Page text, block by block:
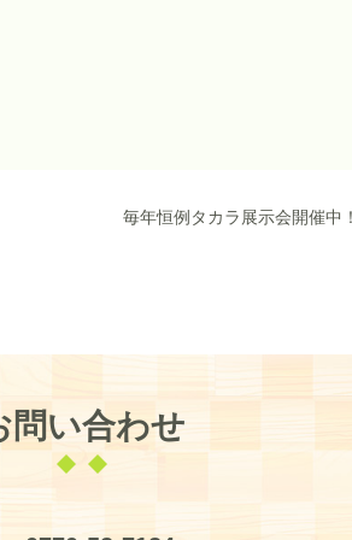
毎年恒例タカラ展示会開催中
問い合わせ